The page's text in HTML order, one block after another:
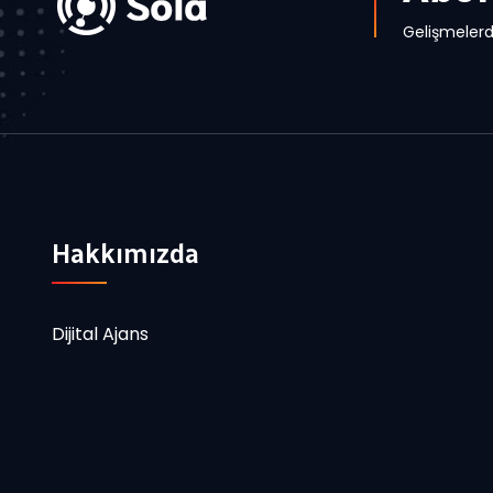
Hakkımızda
Dijital Ajans